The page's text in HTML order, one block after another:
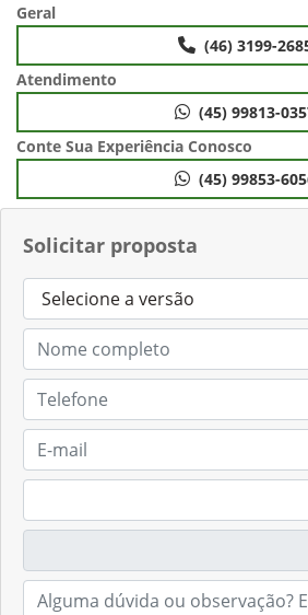
Solicitar proposta
Geral
(46) 3199-
Atendimento
(45) 99813-
Conte Sua Experiência Conosco
(45) 99853-